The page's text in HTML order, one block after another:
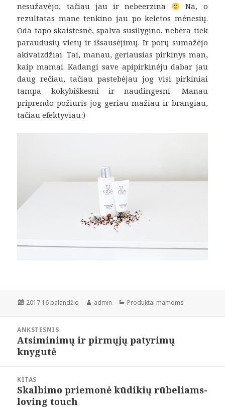
nesužavėjo, tačiau jau ir nebeerzina
Na, o
rezultatas mane tenkino jau po keletos mėnesių.
Oda tapo skaistesnė, spalva susilygino, nebėra tiek
paraudusių vietų ir išsausėjimų. Ir porų sumažėjo
akivaizdžiai. Tai, manau, geriausias pirkinys man,
kaip mamai. Kadangi save apipirkinėju dabar jau
daug rečiau, tačiau pastebėjau jog visi pirkiniai
tampa kokybiškesni ir naudingesni. Manau
priprendo požiūris jog geriau mažiau ir brangiau,
tačiau efektyviau:)
Paskelbta
2017 16 balandžio Autorius
admin Kategorijos
Produktai mamoms
įrašų
ANKSTESNIS
Ankstesnis
įrašas:
Atsiminimų ir pirmųjų patyrimų
knygutė
KITAS
Paskesnis
įrašas:
Skalbimo priemonė kūdikių rūbeliams-
loving touch